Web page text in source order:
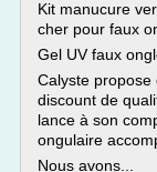
Kit manucure
cher pour faux
Gel UV faux
Calyste propose
discount de
lance à son
ongulaire
Nous avons...